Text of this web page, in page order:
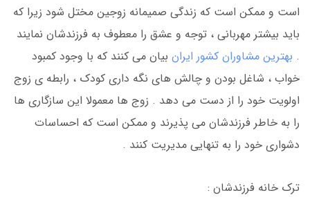
است و ممکن است که زندگی صمیمانه زوجین مختل شود زیرا که
باید بیشتر مهربانی ، توجه و عشق را معطوف به فرزندشان نمایند
. بهترین مشاوران کشور ایران بیان می کنند که با وجود کمبود
خواب ، شاغل بودن و چالش های نگه داری کودک ، رابطه ی زوج
اولویت خود را از دست می دهد . زوج ها معمولا این سازگاری ها
را به خاطر فرزندشان می پذیرند و ممکن است که احساسات
دشواری خود را به تنهایی مدیریت کنند .
ترک خانه فرزندشان :